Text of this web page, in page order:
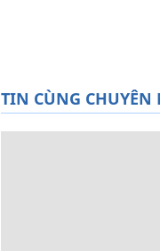
TIN CÙNG CHUYÊN